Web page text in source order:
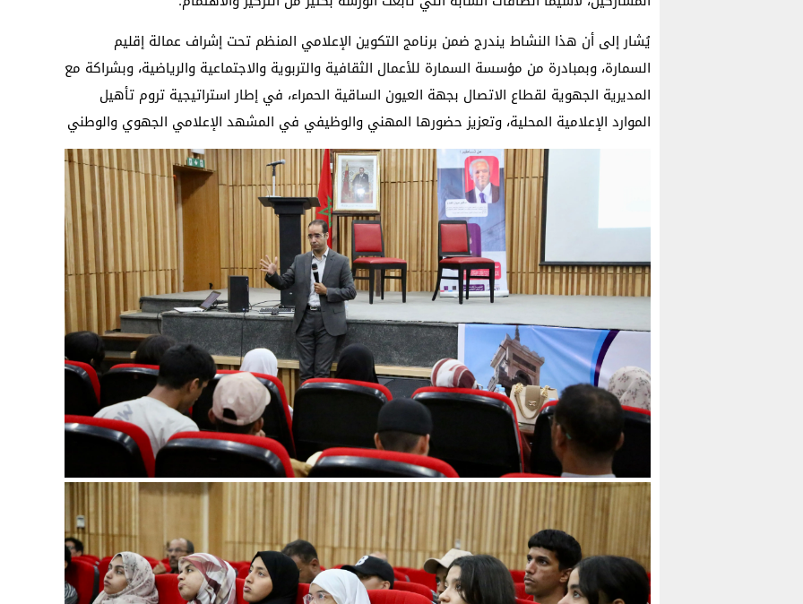
يُشار إلى أن هذا النشاط يندرج ضمن برنامج التكوين الإعلامي المنظم تحت إشراف عمالة إقليم
السمارة، وبمبادرة من مؤسسة السمارة للأعمال الثقافية والتربوية والاجتماعية والرياضية، وبشراكة مع
المديرية الجهوية لقطاع الاتصال بجهة العيون الساقية الحمراء، في إطار استراتيجية تروم تأهيل
الموارد الإعلامية المحلية، وتعزيز حضورها المهني والوظيفي في المشهد الإعلامي الجهوي والوطني